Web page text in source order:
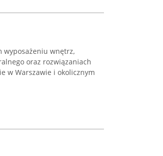
wyposażeniu wnętrz,
oraz rozwiązaniach
w Warszawie i okolicznym